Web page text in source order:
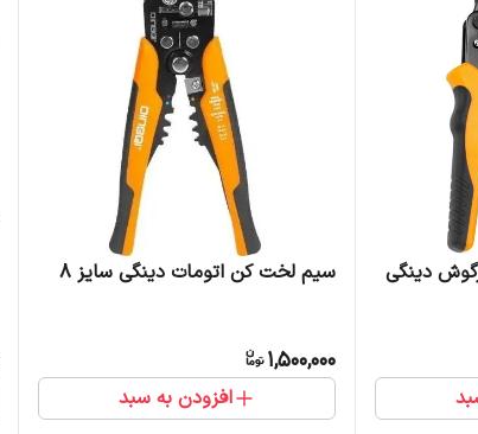
دینگی سیم لخت کن اتومات دینگی سایز 8
1,500,000
افزودن به سبد